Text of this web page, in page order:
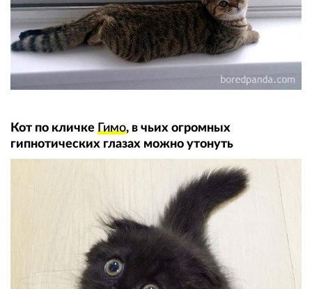
Кот по кличке Гимо, в чьих огромных
гипнотических глазах можно утонуть